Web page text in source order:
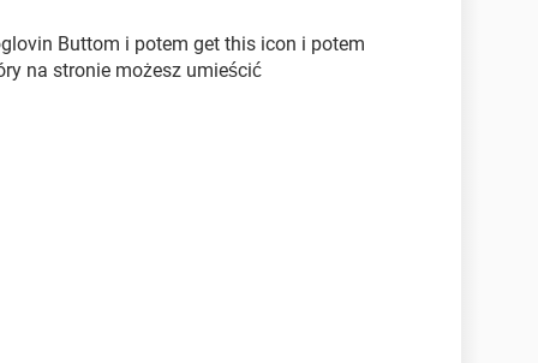
Buttom i potem get this icon i potem
na stronie możesz umieścić